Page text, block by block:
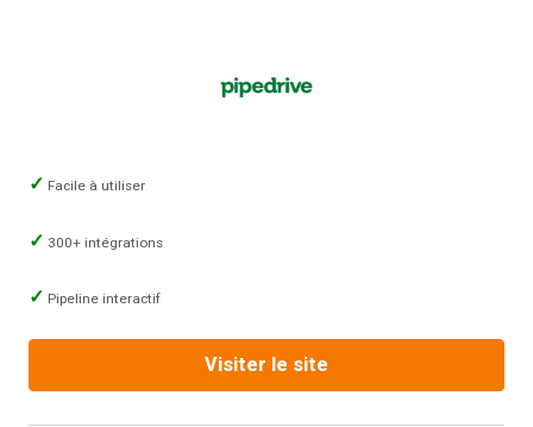
Facile à utiliser
300+ intégrations
Pipeline interactif
Visiter le site